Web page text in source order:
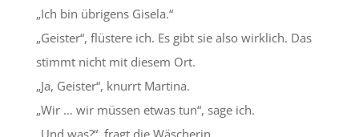
„Ich bin übrigens Gisela.“
„Geister“, flüstere ich. Es gibt sie also wirklich. Das
stimmt nicht mit diesem Ort.
„Ja, Geister“, knurrt Martina.
„Wir … wir müssen etwas tun“, sage ich.
„Und was?“, fragt die Wäscherin.